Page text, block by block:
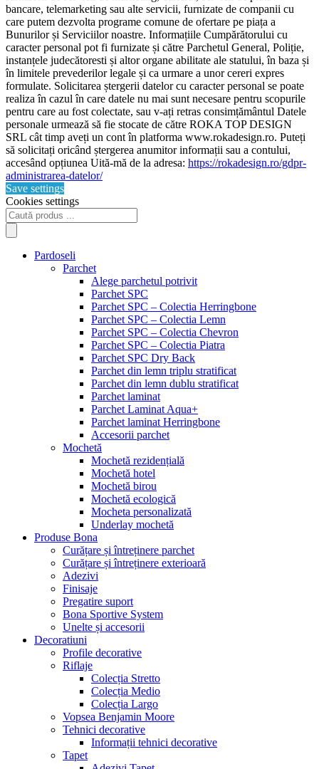
bancare, telemarketing sau alte servicii, furnizate de companii cu
care putem dezvolta programe comune de ofertare pe piața a
Bunurilor și Serviciilor noastre. Informațiile Cumpărătorului cu
caracter personal pot fi furnizate și către Parchetul General, Poliție,
instanțele judecătoresti și altor organe abilitate ale statului, în baza și
în limitele prevederilor legale și ca urmare a unor cereri expres
formulate. Solicitarea ștergerii datelor cu caracter personal se poate
realiza în cazul în care datele nu mai sunt necesare pentru scopurile
pentru care au fost colectate, sau v-ați retras consimțământul Datele
personale urmează să fie stocate de către ROKA TOP DESIGN
SRL cât timp aveți un cont în platforma www.rokadesign.ro. Puteți
să solicitați oricând ștergerea anumitor informații sau a contului,
accesând opțiunea Uită-mă de la adresa: https://rokadesign.ro/gdpr-
administrarea-datelor/
Save settings
Cookies settings
Products
search
Pardoseli
Parchet
Alege parchetul potrivit
Parchet SPC
Parchet SPC – Colectia Herringbone
Parchet SPC – Colectia Lemn
Parchet SPC – Colectia Chevron
Parchet SPC – Colectia Piatra
Parchet SPC Dry Back
Parchet din lemn triplu stratificat
Parchet din lemn dublu stratificat
Parchet laminat
Parchet Laminat Aqua+
Parchet laminat Herringbone
Accesorii parchet
Mochetă
Mochetă rezidențială
Mochetă hotel
Mochetă birou
Mochetă ecologică
Mocheta personalizată
Underlay mochetă
Produse Bona
Curățare și întreținere parchet
Curățare și întreținere exterioară
Adezivi
Finisaje
Pregatire suport
Bona Sportive System
Unelte și accesorii
Decoratiuni
Profile decorative
Riflaje
Colecția Stretto
Colecția Medio
Colecția Largo
Vopsea Benjamin Moore
Tehnici decorative
Informații tehnici decorative
Tapet